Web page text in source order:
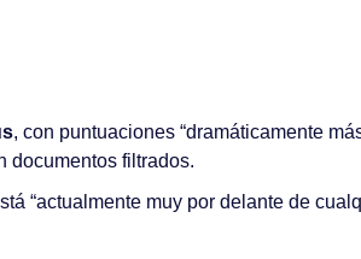
, con puntuaciones “dramáticamente
documentos filtrados.
“actualmente muy por delante de